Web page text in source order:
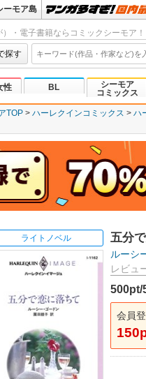
ーモア島
・電子書籍ならコミックシーモア！
探す
性 BL
シーモア
コミックス
TOP ハーレクインコミックス ハ
ライトノベル 五分
ルーシ
レビュ
500pt/
会員